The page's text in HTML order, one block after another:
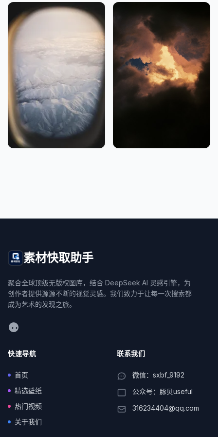
素材快取助手
聚合全球顶级无版权图库，结合 DeepSeek AI 灵感引擎，为
创作者提供源源不断的视觉灵感。我们致力于让每一次搜索都
成为艺术的发现之旅。
WeChat
快速导航
首页
精选壁纸
热门视频
关于我们
联系我们
微信：sxbf_9192
公众号：豚贝useful
316234404@qq.com